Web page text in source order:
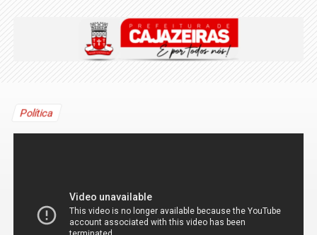
Política